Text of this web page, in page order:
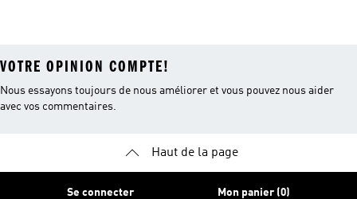
VOTRE OPINION COMPTE!
Nous essayons toujours de nous améliorer et vous pouvez nous aider
avec vos commentaires.
Haut de la page
Se connecter Mon panier (0)